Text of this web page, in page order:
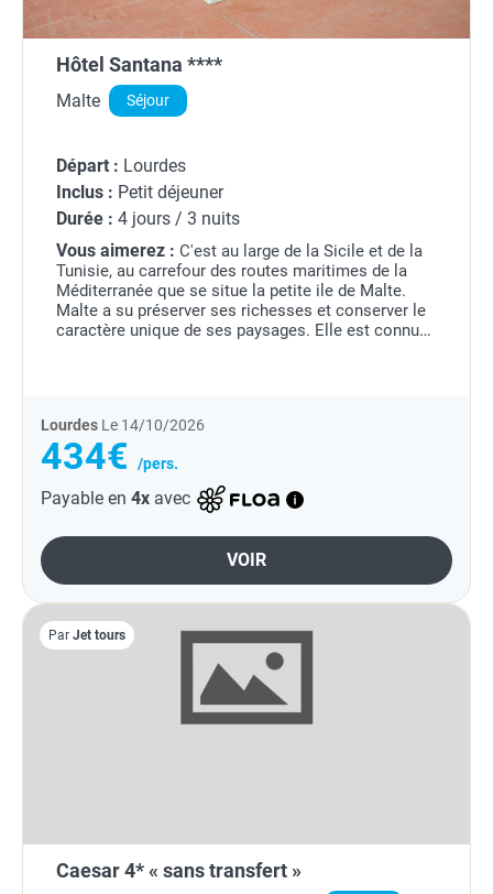
Hôtel Santana ****
Malte Séjour
Départ : Lourdes
Inclus : Petit déjeuner
Durée : 4 jours / 3 nuits
Vous aimerez : C'est au large de la Sicile et de la
Tunisie, au carrefour des routes maritimes de la
Méditerranée que se situe la petite ile de Malte.
Malte a su préserver ses richesses et conserver le
caractère unique de ses paysages. Elle est connue
Lourdes Le 14/10/2026
434€ /pers.
Payable en 4x avec
VOIR
Par Jet tours
Caesar 4* « sans transfert »